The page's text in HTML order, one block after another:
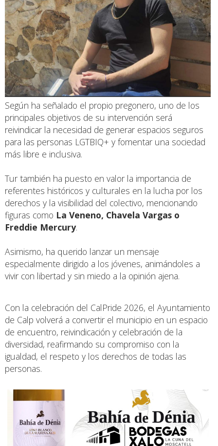
Según ha señalado el propio pregonero, uno de los
principales objetivos de su intervención será
reivindicar la necesidad de generar espacios seguros
para las personas LGTBIQ+ y fomentar una sociedad
más libre e inclusiva.
Tur también ha puesto en valor la importancia de
referentes históricos y culturales en la lucha por los
derechos y la visibilidad del colectivo, mencionando
figuras como La Veneno, Chavela Vargas o
Freddie Mercury.
Asimismo, ha querido lanzar un mensaje
especialmente dirigido a los jóvenes, animándoles a
vivir con libertad y sin miedo a la opinión ajena.
Con la celebración del CalPride 2026, el Ayuntamiento
de Calp volverá a convertir el municipio en un espacio
de encuentro, reivindicación y celebración de la
diversidad, reafirmando su compromiso con la
igualdad, el respeto y los derechos de todas las
personas.